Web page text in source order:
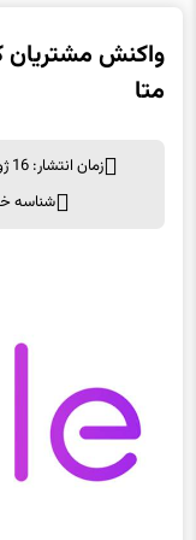
متا
زمان انتشار: 16 ژوئن 2025 ساعت 18:24
شناسه خبر: